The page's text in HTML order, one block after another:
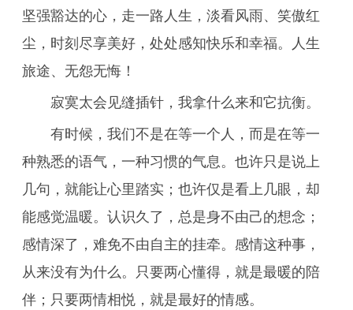
坚强豁达的心，走一路人生，淡看风雨、笑傲红
尘，时刻尽享美好，处处感知快乐和幸福。人生
旅途、无怨无悔！
寂寞太会见缝插针，我拿什么来和它抗衡。
有时候，我们不是在等一个人，而是在等一
种熟悉的语气，一种习惯的气息。也许只是说上
几句，就能让心里踏实；也许仅是看上几眼，却
能感觉温暖。认识久了，总是身不由己的想念；
感情深了，难免不由自主的挂牵。感情这种事，
从来没有为什么。只要两心懂得，就是最暖的陪
伴；只要两情相悦，就是最好的情感。